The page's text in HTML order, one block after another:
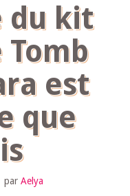
du kit
Tomb
est
que
par Aelya